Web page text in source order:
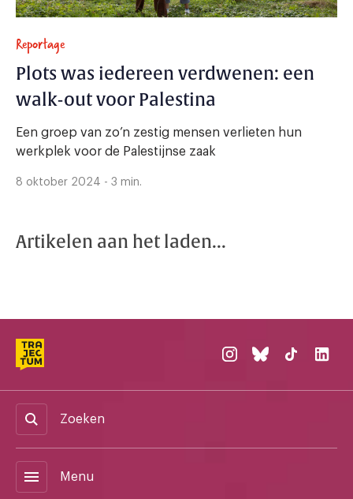
Reportage
Plots was iedereen verdwenen: een
walk-out voor Palestina
Een groep van zo’n zestig mensen verlieten hun
werkplek voor de Palestijnse zaak
8 oktober 2024 - 3 min.
Artikelen aan het laden...
Zoeken
menu Menu